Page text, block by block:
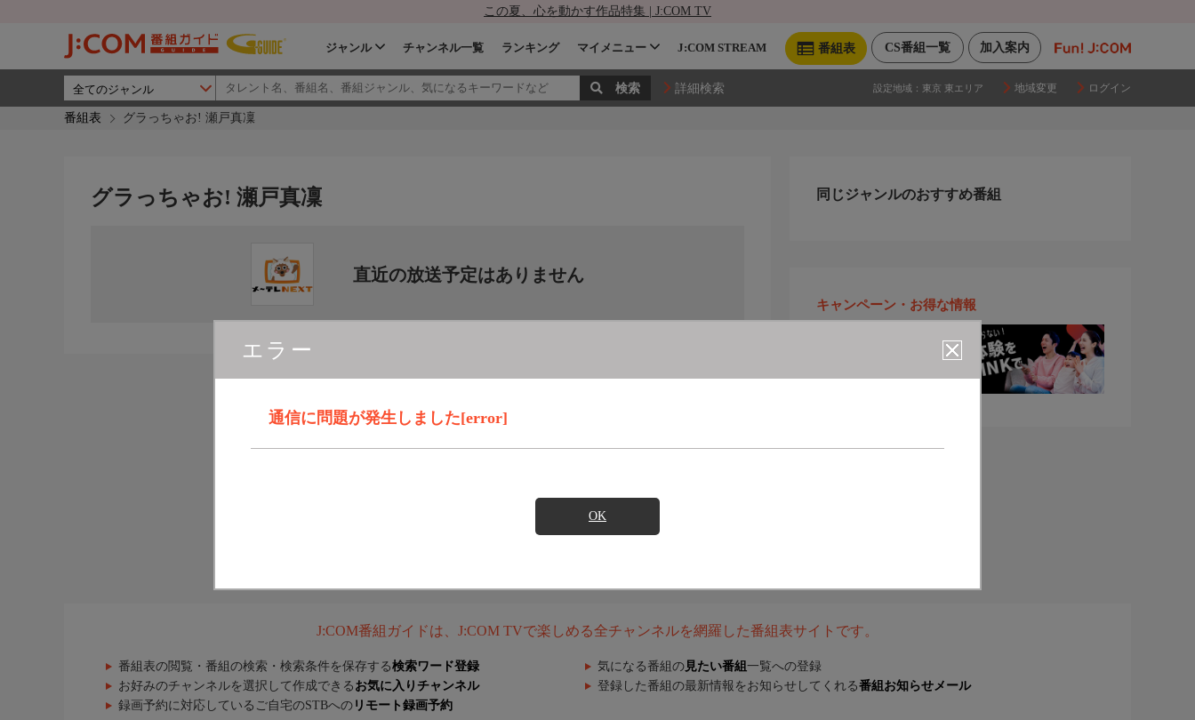
この夏、心を動かす作品特集 | J:COM TV
加入案内
CS番組一覧
番組表
ジャンル チャンネル一覧 ランキング マイメニュー J:COM STREAM
詳細検索 設定地域： 東京 東エリア 地域変更 ログイン
番組表 グラっちゃお! 瀬戸真凜
エラー
通信に問題が発生しました[error]
OK
グラっちゃお! 瀬戸真凜
直近の放送予定はありません
同じジャンルのおすすめ番組
キャンペーン・お得な情報
J:COM番組ガイドは、J:COM TVで楽しめる全チャンネルを網羅した番組表サイトです。
番組表の閲覧・番組の検索・検索条件を保存する検索ワード登録 気になる番組の 見たい番組 一覧への登録
お好みのチャンネルを選択して作成できる お気に入りチャンネル 登録した番組の最新情報をお知らせしてくれる番組お知らせメール
録画予約に対応しているご自宅のSTBへの リモート録画予約